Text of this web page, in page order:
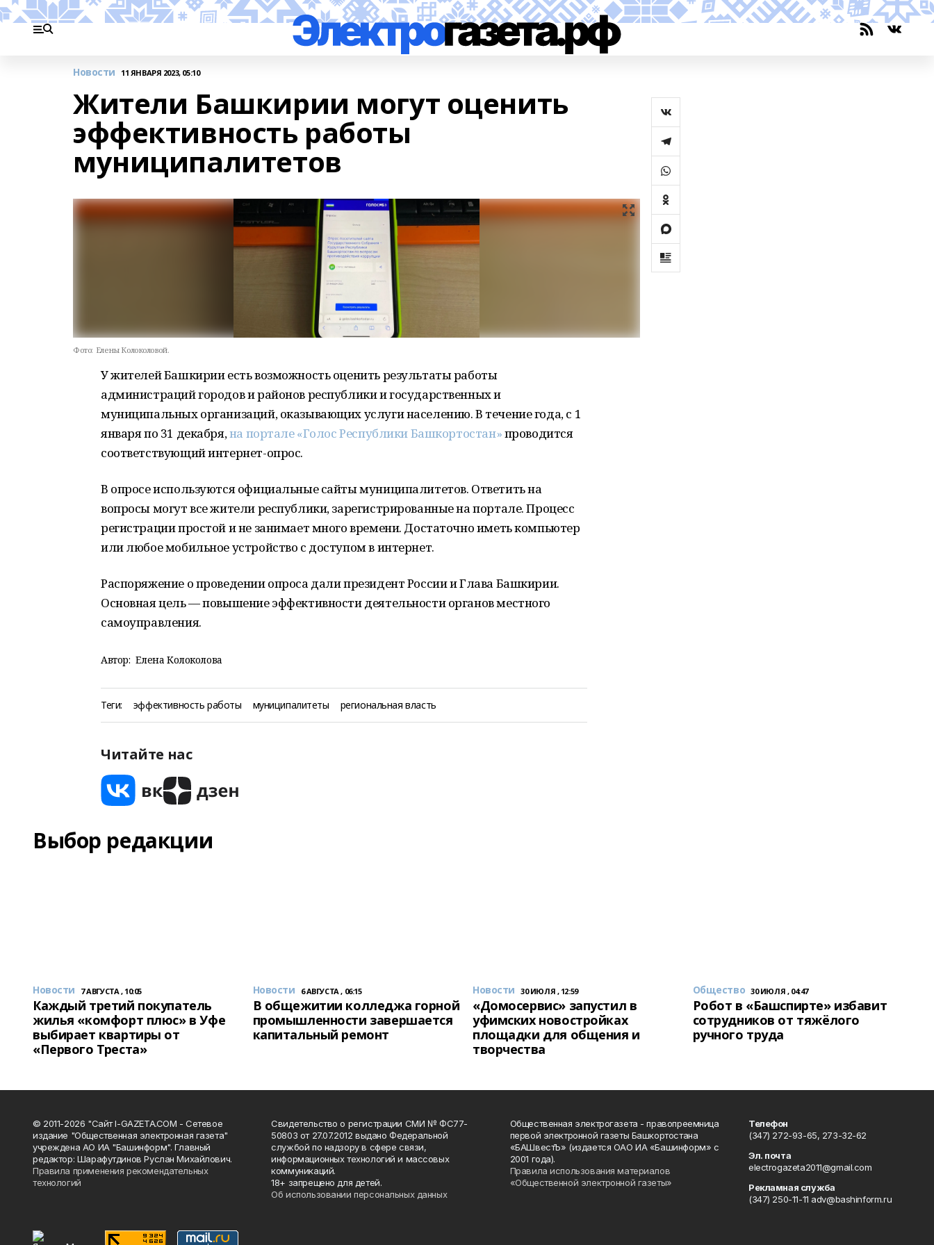
Новости 11 ЯНВАРЯ 2023, 05:10
Жители Башкирии могут оценить
эффективность работы
муниципалитетов
Фото: Елены Колоколовой.
У жителей Башкирии есть возможность оценить результаты работы
администраций городов и районов республики и государственных и
муниципальных организаций, оказывающих услуги населению. В течение года, с 1
января по 31 декабря,на портале «Голос Республики Башкортостан»проводится
соответствующий интернет-опрос.
В опросе используются официальные сайты муниципалитетов. Ответить на
вопросы могут все жители республики, зарегистрированные на портале. Процесс
регистрации простой и не занимает много времени. Достаточно иметь компьютер
или любое мобильное устройство с доступом в интернет.
Распоряжение о проведении опроса дали президент России и Глава Башкирии.
Основная цель — повышение эффективности деятельности органов местного
самоуправления.
Автор: Елена Колоколова
Теги: эффективность работы муниципалитеты региональная власть
Читайте нас
Выбор редакции
Новости 7 АВГУСТА , 10:05
Каждый третий покупатель
жилья «комфорт плюс» в Уфе
выбирает квартиры от
«Первого Треста»
Новости 6 АВГУСТА , 06:15
В общежитии колледжа горной
промышленности завершается
капитальный ремонт
Новости 30 ИЮЛЯ , 12:59
«Домосервис» запустил в
уфимских новостройках
площадки для общения и
творчества
Общество 30 ИЮЛЯ , 04:47
Робот в «Башспирте» избавит
сотрудников от тяжёлого
ручного труда
© 2011-2026 "Сайт I-GAZETA.COM - Сетевое
издание "Общественная электронная газета"
учреждена АО ИА "Башинформ". Главный
редактор: Шарафутдинов Руслан Михайлович.
Правила применения рекомендательных
технологий
Свидетельство о регистрации СМИ № ФС77-
50803 от 27.07.2012 выдано Федеральной
службой по надзору в сфере связи,
информационных технологий и массовых
коммуникаций.
18+ запрещено для детей.
Об использовании персональных данных
Общественная электрогазета - правопреемница
первой электронной газеты Башкортостана
«БАШвестЪ» (издается ОАО ИА «Башинформ» с
2001 года).
Правила использования материалов
«Общественной электронной газеты»
Телефон
(347) 272-93-65, 273-32-62
Эл. почта
electrogazeta2011@gmail.com
Рекламная служба
(347) 250-11-11 adv@bashinform.ru